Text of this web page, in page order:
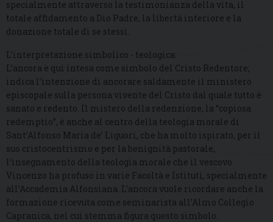
specialmente attraverso la testimonianza della vita, il
totale affidamento a Dio Padre, la libertà interiore e la
donazione totale di se stessi.
L’interpretazione simbolico - teologica:
L’ancora è qui intesa come simbolo del Cristo Redentore;
indica l’intenzione di ancorare saldamente il ministero
episcopale sulla persona vivente del Cristo dal quale tutto è
sanato e redento. Il mistero della redenzione, la “copiosa
redemptio”, è anche al centro della teologia morale di
Sant’Alfonso Maria de’ Liguori, che ha molto ispirato, per il
suo cristocentrismo e per la benignità pastorale,
l’insegnamento della teologia morale che il vescovo
Vincenzo ha profuso in varie Facoltà e Istituti, specialmente
all’Accademia Alfonsiana. L’ancora vuole ricordare anche la
formazione ricevuta come seminarista all’Almo Collegio
Capranica, nel cui stemma figura questo simbolo.